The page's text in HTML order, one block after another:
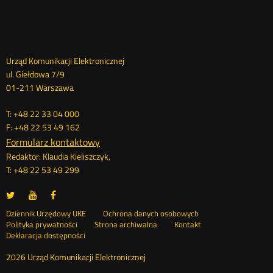
Dane
kontaktowe
Urząd Komunikacji Elektronicznej
ul. Giełdowa 7/9
01-211 Warszawa
T: +48 22 33 04 000
F: +48 22 53 49 162
Formularz kontaktowy
Redaktor: Klaudia Kieliszczyk,
T: +48 22 53 49 299
UKE
portalu
Twitter
Otwórz
nowym
oknie
UKE
portalu
Youtube
Otwórz
nowym
oknie
portalu
Facebook
nowym
oknie
Stopka
menu
Dziennik Urzędowy UKE Otwórz
Ochrona danych osobowych
Polityka prywatności
Otwórz
w
oknie
Strona archiwalna
Kontakt
Deklaracja dostępności
2026 Urząd Komunikacji Elektronicznej